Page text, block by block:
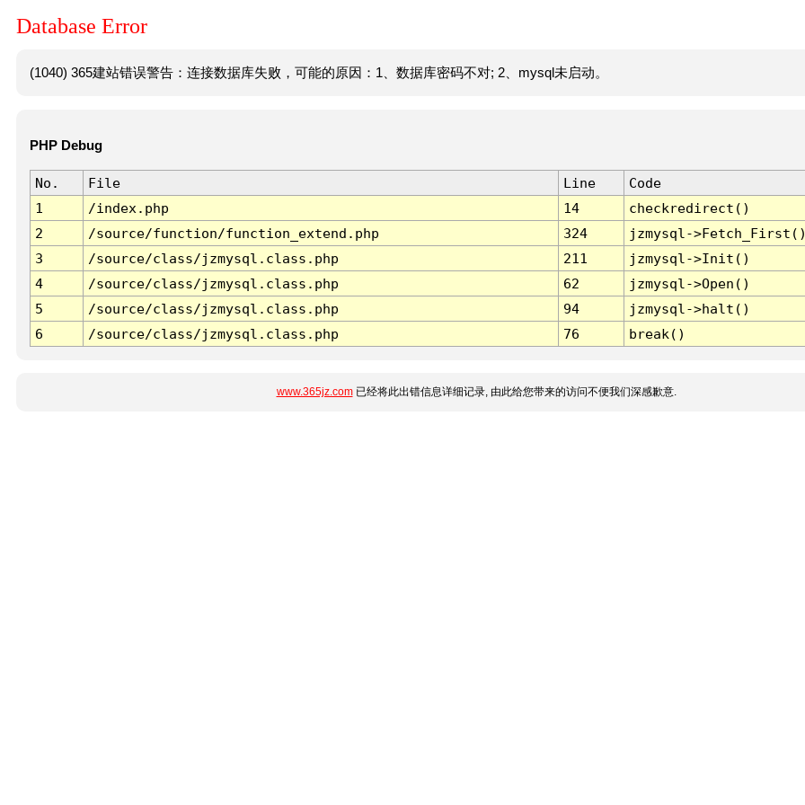
Database Error
(1040) 365建站错误警告：连接数据库失败，可能的原因：1、数据库密码不对; 2、mysql未启动。
PHP Debug
No. File Line
Code
1
/index.php 14
checkredirect()
2
/source/function/function_extend.php 324
jzmysql-
3
/source/class/jzmysql.class.php 211
jzmysql->Init()
4
/source/class/jzmysql.class.php 62
jzmysql->Open()
5
/source/class/jzmysql.class.php 94
jzmysql->halt()
6
/source/class/jzmysql.class.php 76 break()
www.365jz.com已经将此出错信息详细记录, 由此给您带来的访问不便我们深感歉意.